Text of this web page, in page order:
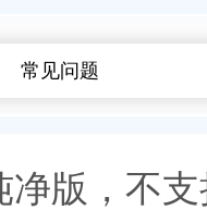
常见问题
，不支